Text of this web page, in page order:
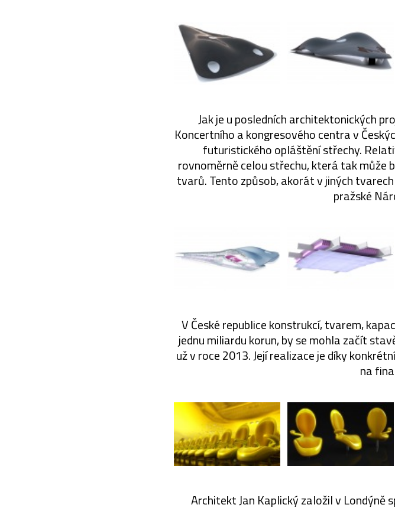
Jak je u posledních architektonických
Koncertního a kongresového centra v
futuristického opláštění střechy.
rovnoměrně celou střechu, která tak může
tvarů. Tento způsob, akorát v jiných
pražské
V České republice konstrukcí, tvarem,
jednu miliardu korun, by se mohla začít
už v roce 2013. Její realizace je díky
na
Architekt Jan Kaplický založil v Londýně